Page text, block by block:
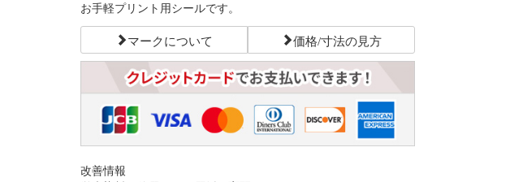
お手軽プリント用シールです。
マークについて 価格/寸法の見方
改善情報